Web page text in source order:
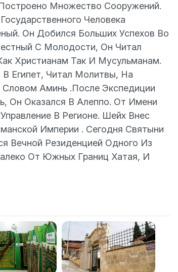
Множество Сооружений.
Человека
Он Добился Больших Успехов Во
С Молодости, Он Читал
Христианам Так И Мусульманам.
Египет, Читал Молитвы, На
Аминь .После Экспедиции
Он Оказался В Алеппо. От Имени
В Регионе. Шейх Внес
Империи . Сегодня Святыни
Вечной Резиденцией Одного Из
От Южных Границ Хатая, И